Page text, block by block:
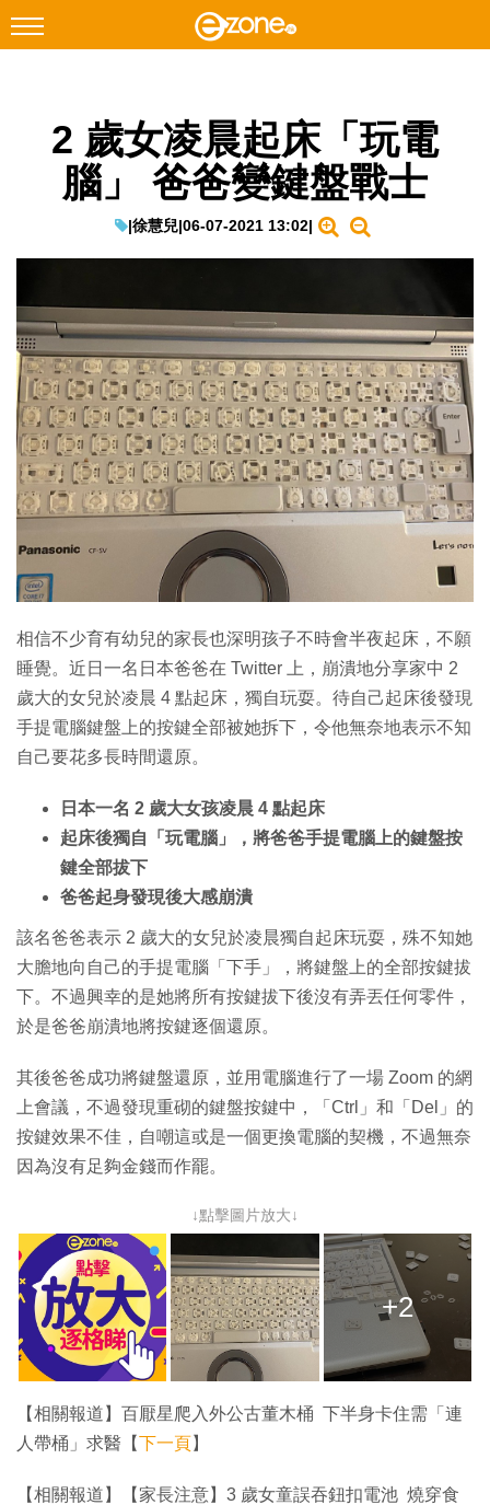
Facebook Instagram
科技焦點
遊戲動漫
教學評測
EduTech
IT Times
生成式AI與雲端應用
Enterprise Digital Transformation
特集
2 歲女凌晨起床「玩電
腦」 爸爸變鍵盤戰士
|徐慧兒|06-07-2021 13:02|
相信不少育有幼兒的家長也深明孩子不時會半夜起床，不願
睡覺。近日一名日本爸爸在 Twitter 上，崩潰地分享家中 2
歲大的女兒於凌晨 4 點起床，獨自玩耍。待自己起床後發現
手提電腦鍵盤上的按鍵全部被她拆下，令他無奈地表示不知
自己要花多長時間還原。
日本一名 2 歲大女孩凌晨 4 點起床
起床後獨自「玩電腦」，將爸爸手提電腦上的鍵盤按
鍵全部拔下
爸爸起身發現後大感崩潰
該名爸爸表示 2 歲大的女兒於凌晨獨自起床玩耍，殊不知她
大膽地向自己的手提電腦「下手」，將鍵盤上的全部按鍵拔
下。不過興幸的是她將所有按鍵拔下後沒有弄丟任何零件，
於是爸爸崩潰地將按鍵逐個還原。
其後爸爸成功將鍵盤還原，並用電腦進行了一場 Zoom 的網
上會議，不過發現重砌的鍵盤按鍵中，「Ctrl」和「Del」的
按鍵效果不佳，自嘲這或是一個更換電腦的契機，不過無奈
因為沒有足夠金錢而作罷。
↓點擊圖片放大↓
+2
【相關報道】百厭星爬入外公古董木桶 下半身卡住需「連
人帶桶」求醫【下一頁】
【相關報道】【家長注意】3 歲女童誤吞鈕扣電池 燒穿食